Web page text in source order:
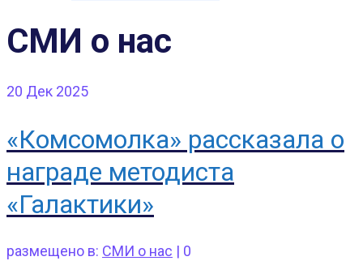
СМИ о нас
20 Дек 2025
«Комсомолка» рассказала о
награде методиста
«Галактики»
размещено в: СМИ о нас | 0